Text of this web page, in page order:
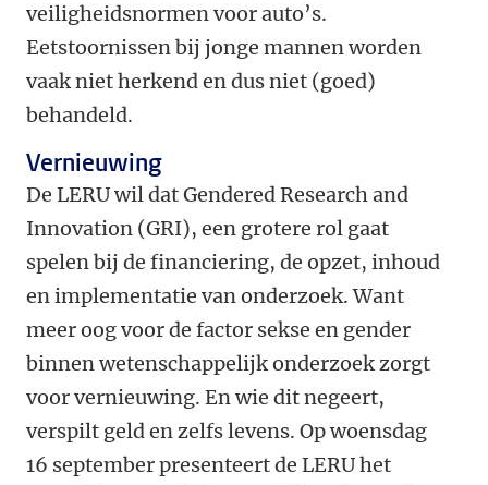
veiligheidsnormen voor auto’s.
Eetstoornissen bij jonge mannen worden
vaak niet herkend en dus niet (goed)
behandeld.
Vernieuwing
De LERU wil dat Gendered Research and
Innovation (GRI), een grotere rol gaat
spelen bij de financiering, de opzet, inhoud
en implementatie van onderzoek. Want
meer oog voor de factor sekse en gender
binnen wetenschappelijk onderzoek zorgt
voor vernieuwing. En wie dit negeert,
verspilt geld en zelfs levens. Op woensdag
16 september presenteert de LERU het